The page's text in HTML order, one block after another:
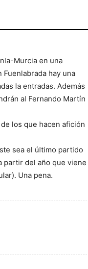
Murcia en una
hay una
la entradas. Además
al Fernando Martín
los que hacen afición
sea el último partido
partir del año que viene
Una pena.